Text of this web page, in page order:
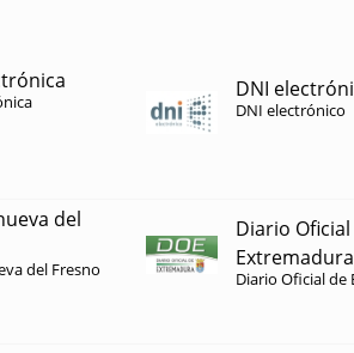
DNI
DNI electrónico
del
del Fresno
Diario
Extremadura
Diario Oficial